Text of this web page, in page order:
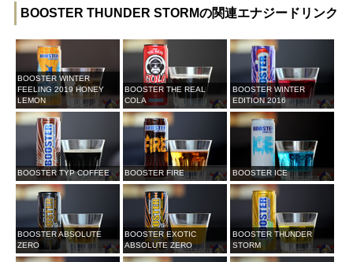
BOOSTER THUNDER STORMの関連エナジードリンク
BOOSTER WINTER
FEELING 2019 HONEY
LEMON
BOOSTER THE REAL
COLA
BOOSTER WINTER
EDITION 2016
BOOSTER TYP COFFEE BOOSTER FIRE BOOSTER ICE
BOOSTER ABSOLUTE
ZERO
BOOSTER EXOTIC
ABSOLUTE ZERO
BOOSTER THUNDER
STORM